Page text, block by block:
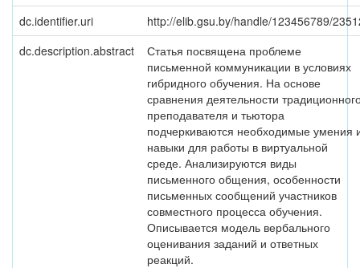
dc.identifier.uri
http://elib.gsu.by/handle/123456789/
dc.description.abstract
Статья посвящена проблеме
письменной коммуникации в условиях
гибридного обучения. На основе
сравнения деятельности
преподавателя и тьютора
подчеркиваются необходимые умения
навыки для работы в виртуальной
среде. Анализируются виды
письменного общения, особенности
письменных сообщений участников
совместного процесса обучения.
Описывается модель вербального
оценивания заданий и ответных
реакций.